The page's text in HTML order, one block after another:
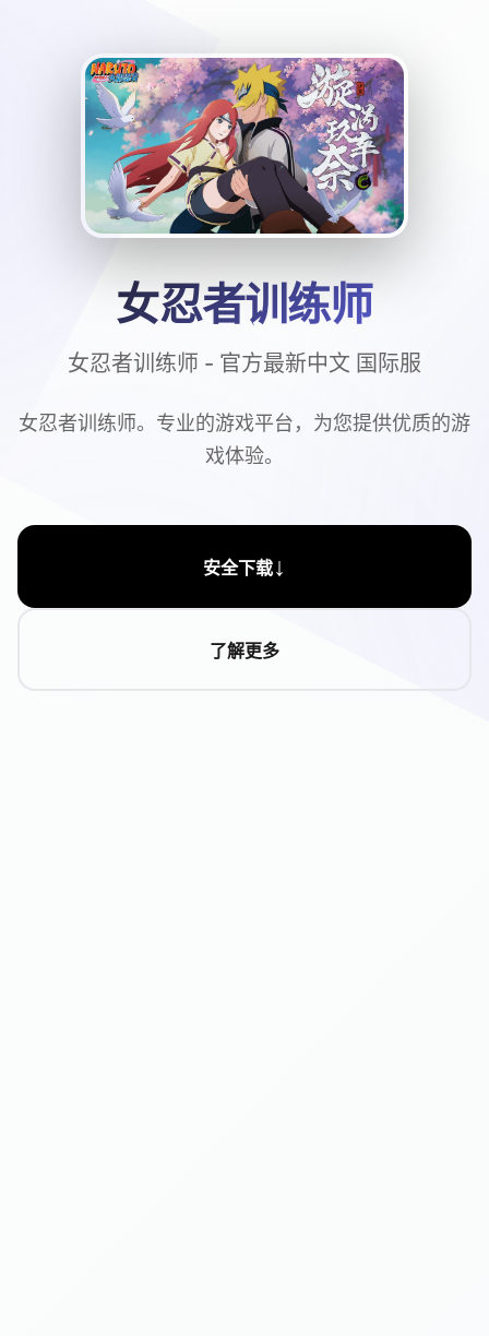
女忍者训练师
女忍者训练师 - 官方最新中文 国际服
女忍者训练师。专业的游戏平台，为您提供优质的游
戏体验。
安全下载↓
了解更多